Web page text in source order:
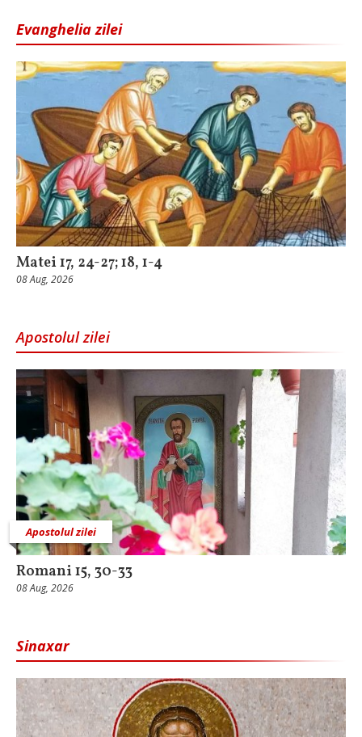
Evanghelia zilei
Matei 17, 24-27; 18, 1-4
08 Aug, 2026
Apostolul zilei
Apostolul zilei
Romani 15, 30-33
08 Aug, 2026
Sinaxar